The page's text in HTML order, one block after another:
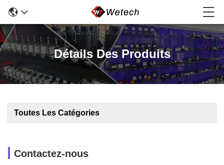
Détails Des Produits
Toutes Les Catégories
Contactez-nous